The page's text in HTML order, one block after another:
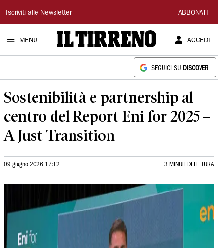
Il
Tirreno
Iscriviti alle Newsletter ABBONATI
MENU ACCEDI
SEGUICI SU DISCOVER
Sostenibilità e partnership al
centro del Report Eni for 2025 –
A Just Transition
09 giugno 2026 17:12 3 MINUTI DI LETTURA